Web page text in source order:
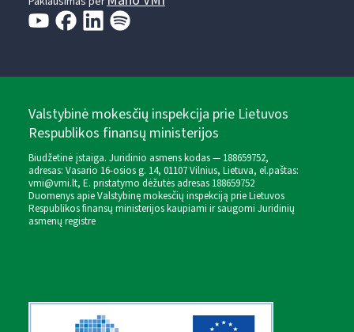
Valstybinė mokesčių inspekcija prie Lietuvos
Respublikos finansų ministerijos
Biudžetinė įstaiga. Juridinio asmens kodas — 188659752,
adresas: Vasario 16-osios g. 14, 01107 Vilnius, Lietuva, el.paštas:
vmi@vmi.lt, E. pristatymo dėžutės adresas 188659752
Duomenys apie Valstybinę mokesčių inspekciją prie Lietuvos
Respublikos finansų ministerijos kaupiami ir saugomi Juridinių
asmenų registre